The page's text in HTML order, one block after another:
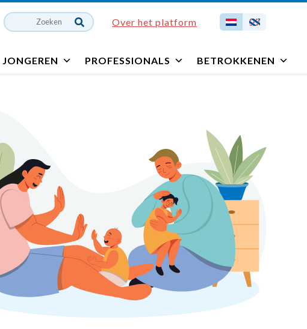
Over het platform
PROFESSIONALS BETROKKENEN